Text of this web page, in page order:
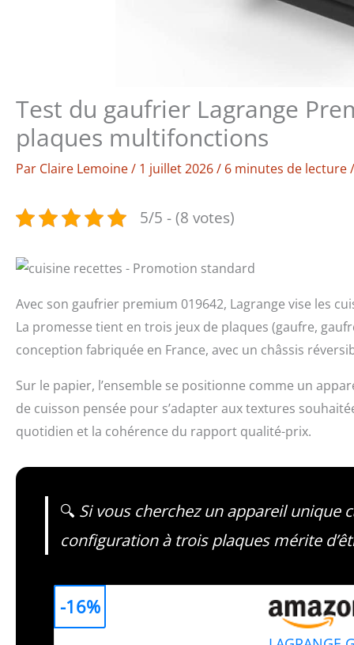
Test du gaufrier Lagrange
plaques multifonctions
Par Claire Lemoine/ 1 juillet 2026/ 6 minutes de lecture/
5/5 - (8 votes)
Avec son gaufrier premium 019642, Lagrange vise les
La promesse tient en trois jeux de plaques (gaufre,
conception fabriquée en France, avec un châssis
Sur le papier, l’ensemble se positionne comme un
de cuisson pensée pour s’adapter aux textures
quotidien et la cohérence du rapport qualité-prix.
🔍 Si vous cherchez un appareil unique
configuration à trois plaques mérite
-16%